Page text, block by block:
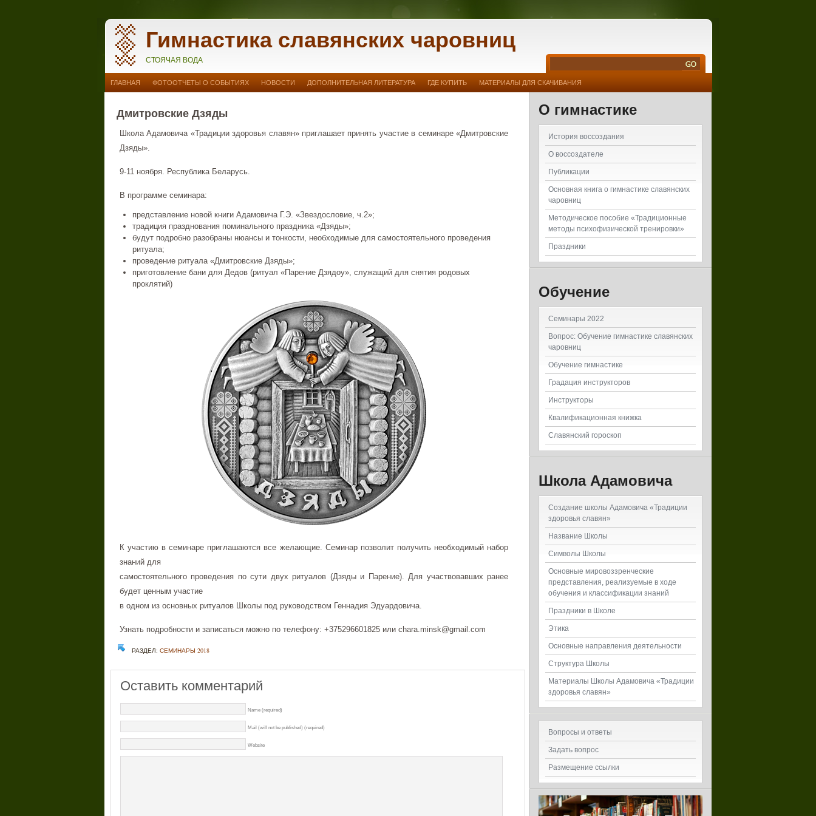
Гимнастика славянских чаровниц
СТОЯЧАЯ ВОДА
ГЛАВНАЯ ФОТООТЧЕТЫ О СОБЫТИЯХ НОВОСТИ ДОПОЛНИТЕЛЬНАЯ ЛИТЕРАТУРА ГДЕ КУПИТЬ МАТЕРИАЛЫ ДЛЯ СКАЧИВАНИЯ
Дмитровские Дзяды
Школа Адамовича «Традиции здоровья славян» приглашает принять участие в семинаре «Дмитровские
Дзяды».
9-11 ноября. Республика Беларусь.
В программе семинара:
представление новой книги Адамовича Г.Э. «Звездословие, ч.2»;
традиция празднования поминального праздника «Дзяды»;
будут подробно разобраны нюансы и тонкости, необходимые для самостоятельного проведения
ритуала;
проведение ритуала «Дмитровские Дзяды»;
приготовление бани для Дедов (ритуал «Парение Дзядоу», служащий для снятия родовых
проклятий)
К участию в семинаре приглашаются все желающие. Семинар позволит получить необходимый набор
знаний для
самостоятельного проведения по сути двух ритуалов (Дзяды и Парение). Для участвовавших ранее
будет ценным участие
в одном из основных ритуалов Школы под руководством Геннадия Эдуардовича.
Узнать подробности и записаться можно по телефону: +375296601825 или chara.minsk@gmail.com
РАЗДЕЛ: СЕМИНАРЫ 2018
Оставить комментарий
Name (required)
Mail (will not be published) (required)
Website
О гимнастике
История воссоздания
О воссоздателе
Публикации
Основная книга о гимнастике славянских
чаровниц
Методическое пособие «Традиционные
методы психофизической тренировки»
Праздники
Обучение
Семинары 2022
Вопрос: Обучение гимнастике славянских
чаровниц
Обучение гимнастике
Градация инструкторов
Инструкторы
Квалификационная книжка
Славянский гороскоп
Школа Адамовича
Создание школы Адамовича «Традиции
здоровья славян»
Название Школы
Символы Школы
Основные мировоззренческие
представления, реализуемые в ходе
обучения и классификации знаний
Праздники в Школе
Этика
Основные направления деятельности
Структура Школы
Материалы Школы Адамовича «Традиции
здоровья славян»
Вопросы и ответы
Задать вопрос
Размещение ссылки